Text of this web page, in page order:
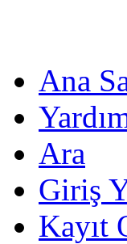
Ana
Ara
Giriş
Kayıt